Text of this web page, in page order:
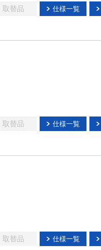
取替品 仕様一覧
取替品 仕様一覧
取替品 仕様一覧